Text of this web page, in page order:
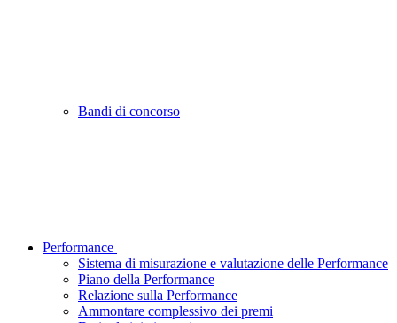
Bandi di concorso
Performance
Sistema di misurazione e valutazione delle Performance
Piano della Performance
Relazione sulla Performance
Ammontare complessivo dei premi